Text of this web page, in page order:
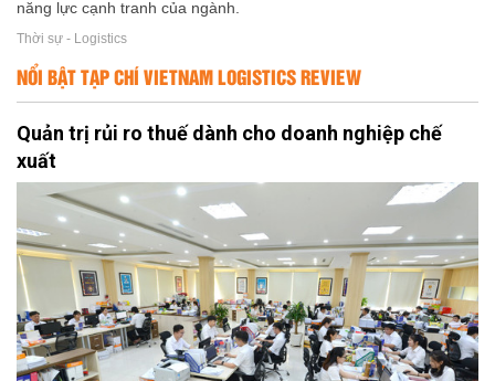
năng lực cạnh tranh của ngành.
Thời sự - Logistics
NỔI BẬT TẠP CHÍ VIETNAM LOGISTICS REVIEW
Quản trị rủi ro thuế dành cho doanh nghiệp chế
xuất